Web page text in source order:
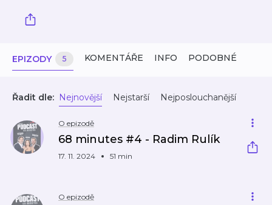
EPIZODY 5 KOMENTÁŘE INFO PODOBNÉ
Řadit dle: Nejnovější Nejstarší Nejposlouchanější
O epizodě
68 minutes #4 - Radim Rulík
17. 11. 2024 51 min
O epizodě